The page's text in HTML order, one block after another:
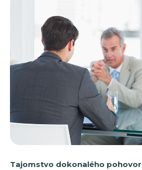
Tajomstvo dokonalého